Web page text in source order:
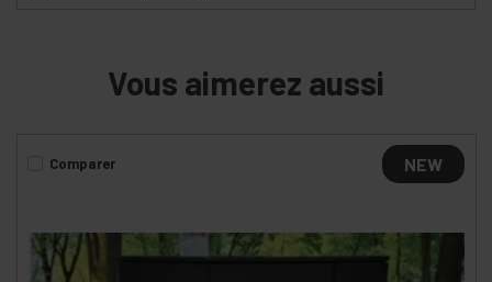
Vous aimerez aussi
NEW
Comparer